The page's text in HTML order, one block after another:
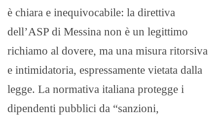
è chiara e inequivocabile: la direttiva
dell’ASP di Messina non è un legittimo
richiamo al dovere, ma una misura ritorsiva
e intimidatoria, espressamente vietata dalla
legge. La normativa italiana protegge i
dipendenti pubblici da “sanzioni,